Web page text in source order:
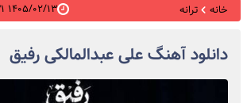
خانه ترانه ۱۴۰۵/۰۲/۱۳ ۱۵:۴۰:۳۱
دانلود آهنگ علی عبدالمالکی رفیق